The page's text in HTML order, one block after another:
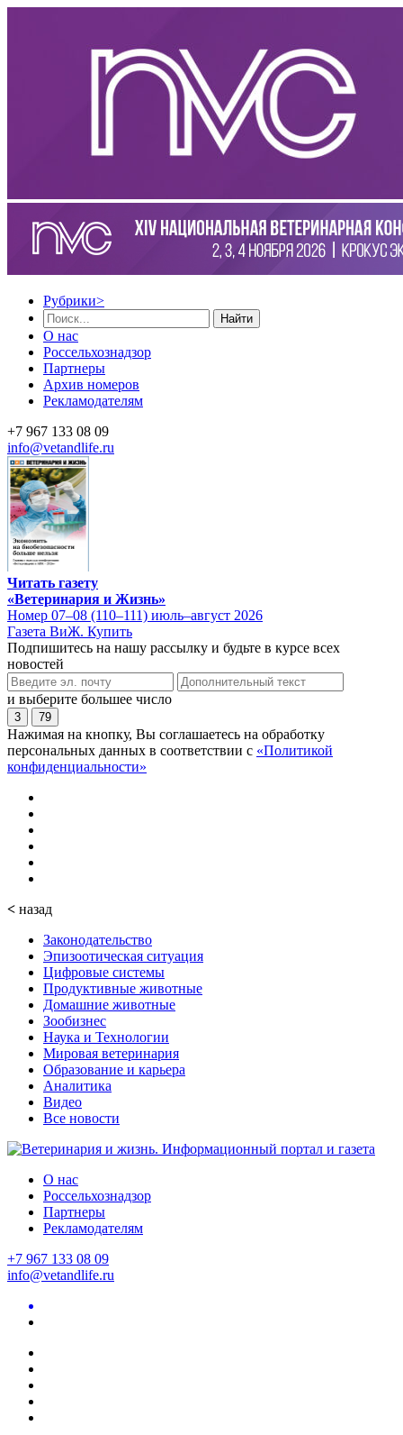
Рубрики>
Найти
О нас
Россельхознадзор
Партнеры
Архив номеров
Рекламодателям
+7 967 133 08 09
info@vetandlife.ru
Читать газету
«Ветеринария и Жизнь»
Номер 07–08 (110–111) июль–август 2026
Газета ВиЖ. Купить
Подпишитесь на нашу рассылку и будьте в курсе всех
новостей
и выберите большее число
3 79
Нажимая на кнопку, Вы соглашаетесь на обработку
персональных данных в соответствии с «Политикой
конфиденциальности»
< назад
Законодательство
Эпизоотическая ситуация
Цифровые системы
Продуктивные животные
Домашние животные
Зообизнес
Наука и Технологии
Мировая ветеринария
Образование и карьера
Аналитика
Видео
Все новости
О нас
Россельхознадзор
Партнеры
Рекламодателям
+7 967 133 08 09
info@vetandlife.ru